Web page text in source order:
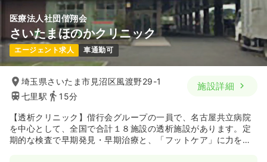
医療法人社団偕翔会
さいたまほのかクリニック
エージェント求人 車通勤可
埼玉県さいたま市見沼区風渡野29-1
七里駅
15分
施設詳細
【透析クリニック】偕行会グループの一員で、名古屋共立病院
を中心として、全国で合計１８施設の透析施設があります。定
期的な検査で早期発見・早期治療と、「フットケア」に力を入